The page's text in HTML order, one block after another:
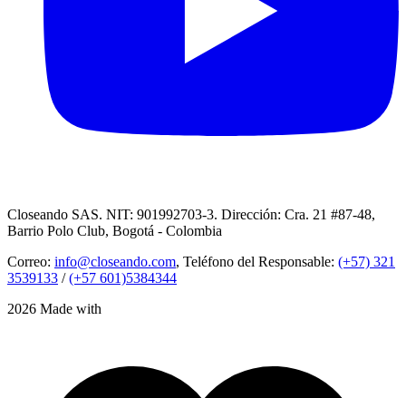
Closeando SAS. NIT: 901992703-3. Dirección: Cra. 21 #87-48,
Barrio Polo Club, Bogotá - Colombia
Correo: info@closeando.com, Teléfono del Responsable: (+57) 321
3539133 /(+57 601)5384344
2026 Made with